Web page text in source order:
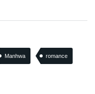
Manhwa romance